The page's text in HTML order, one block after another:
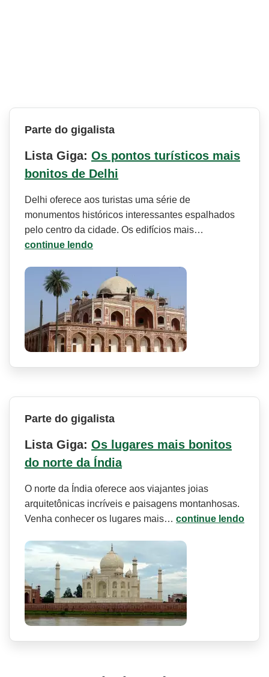
Parte do gigalista
Lista Giga: Os pontos turísticos mais
bonitos de Delhi
Delhi oferece aos turistas uma série de
monumentos históricos interessantes espalhados
pelo centro da cidade. Os edifícios mais…
continue lendo
Parte do gigalista
Lista Giga: Os lugares mais bonitos
do norte da Índia
O norte da Índia oferece aos viajantes joias
arquitetônicas incríveis e paisagens montanhosas.
Venha conhecer os lugares mais… continue lendo